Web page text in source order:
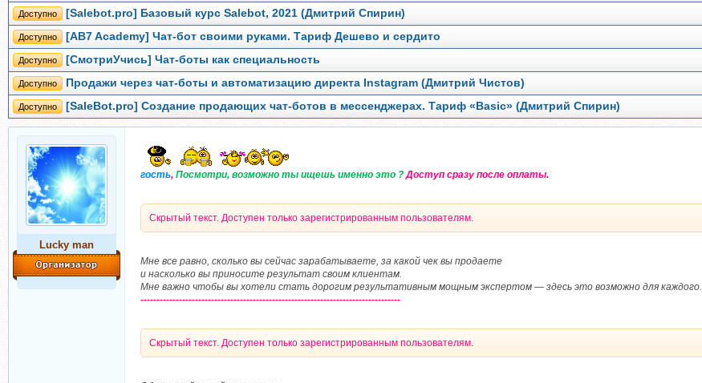
Доступно [Salebot.pro] Базовый курс Salebot, 2021 (Дмитрий Спирин)
Доступно [AB7 Academy] Чат-бот своими руками. Тариф Дешево и сердито
Доступно [СмотриУчись] Чат-боты как специальность
Доступно Продажи через чат-боты и автоматизацию директа Instagram (Дмитрий Чистов)
Доступно [SaleBot.pro] Создание продающих чат-ботов в мессенджерах. Тариф «Basic» (Дмитрий Спирин)
Lucky man
гость, Посмотри, возможно ты ищешь именно это ?Доступ сразу после оплаты.
Скрытый текст. Доступен только зарегистрированным пользователям.
Мне все равно, сколько вы сейчас зарабатываете, за какой чек вы продаете
и насколько вы приносите результат своим клиентам.
Мне важно чтобы вы хотели стать дорогим результативным мощным экспертом — здесь это возможно для каждого.
---------------------------------------------------------------------------------
Скрытый текст. Доступен только зарегистрированным пользователям.